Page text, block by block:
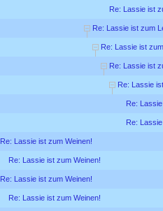
Re: Lassie ist
Re: Lassie ist zum
Re: Lassie ist
Re: Lassie ist
Re: Lassie
Re:
Re:
Re: Lassie ist zum Weinen!
Re: Lassie ist zum Weinen!
Re: Lassie ist zum Weinen!
Re: Lassie ist zum Weinen!